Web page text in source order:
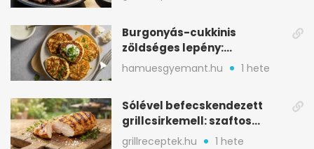
Burgonyás-cukkinis
zöldséges lepény:
aranybarna, szaftos, hús
nélkül is
hamuesgyemant.hu 1 hete
Sólével befecskendezett
grillcsirkemell: szaftos
marad, nem szárad ki
grillreceptek.hu 1 hete